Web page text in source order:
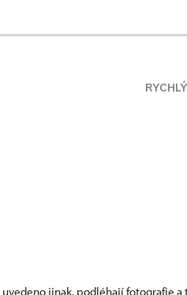
jinak, podléhají fotografie a